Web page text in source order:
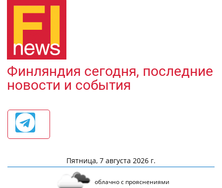
Финляндия сегодня, последние
новости и события
Пятница, 7 августа 2026 г.
облачно с прояснениями